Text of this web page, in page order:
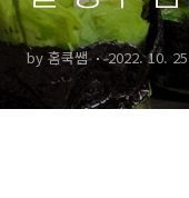
by 홈쿡쌤 2022. 10.